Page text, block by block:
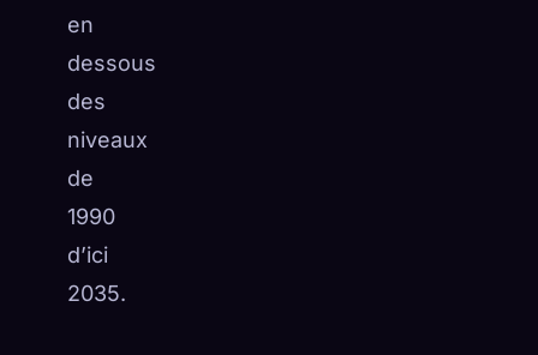
en
dessous
des
niveaux
de
1990
d’ici
2035.